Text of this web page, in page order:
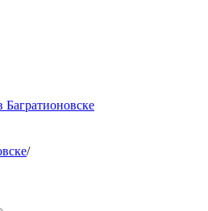
Багратионовске
/